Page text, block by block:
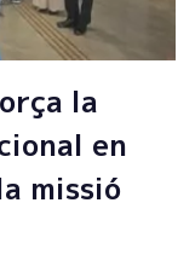
la
en
missió